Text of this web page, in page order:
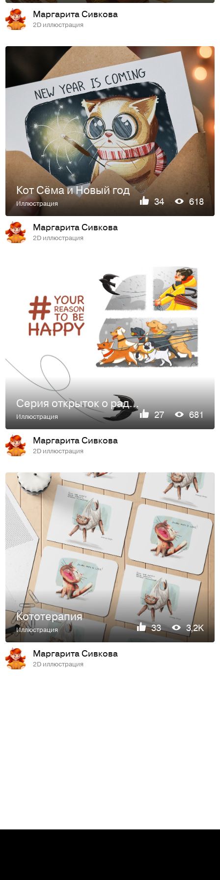
Маргарита Сивкова
2D иллюстрация
Кот Сёма и Новый год
Иллюстрация 34 618
Маргарита Сивкова
2D иллюстрация
Серия открыток о радостных моментах
Иллюстрация 27 681
Маргарита Сивкова
2D иллюстрация
Кототерапия
Иллюстрация 33 3,2K
Маргарита Сивкова
2D иллюстрация